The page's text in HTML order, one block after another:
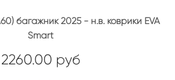
багажник 2025 - н.в. коврики EVA
Smart
2260.00 руб